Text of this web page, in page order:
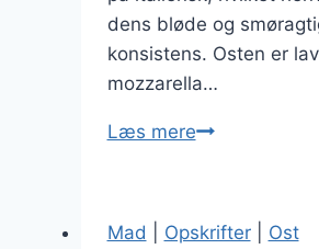
dens bløde og
konsistens. Osten er
mozzarella…
Læs mereBurrata
Mad Opskrifter| Ost